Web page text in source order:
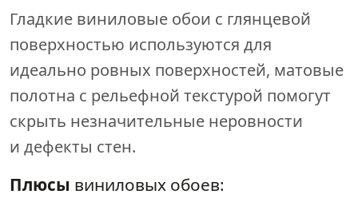
Гладкие виниловые обои с глянцевой
поверхностью используются для
идеально ровных поверхностей, матовые
полотна с рельефной текстурой помогут
скрыть незначительные неровности
и дефекты стен.
Плюсы виниловых обоев: